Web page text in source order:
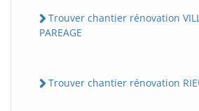
Trouver chantier rénovation
PAREAGE
Trouver chantier rénovation